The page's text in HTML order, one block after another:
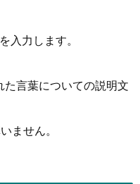
入力します。
言葉についての説明文
ません。